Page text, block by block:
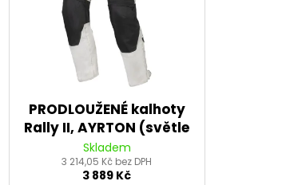
PRODLOUŽENÉ kalhoty
Rally II, AYRTON (světle
šedá/černá) 2026
Skladem
3 214,05 Kč bez DPH
3 889 Kč